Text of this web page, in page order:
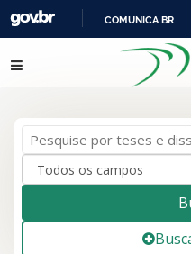
COMUNICA BR
Pular para o conteúdo